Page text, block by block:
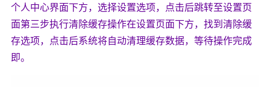
个人中心界面下方，选择设置选项，点击后跳转至设置页
面第三步执行清除缓存操作在设置页面下方，找到清除缓
存选项，点击后系统将自动清理缓存数据，等待操作完成
即。